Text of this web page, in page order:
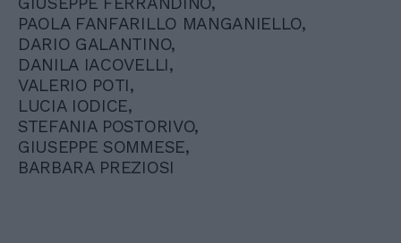
PAOLA FANFARILLO MANGANIELLO,
DARIO GALANTINO,
DANILA IACOVELLI,
VALERIO POTI,
LUCIA IODICE,
STEFANIA POSTORIVO,
GIUSEPPE SOMMESE,
BARBARA PREZIOSI